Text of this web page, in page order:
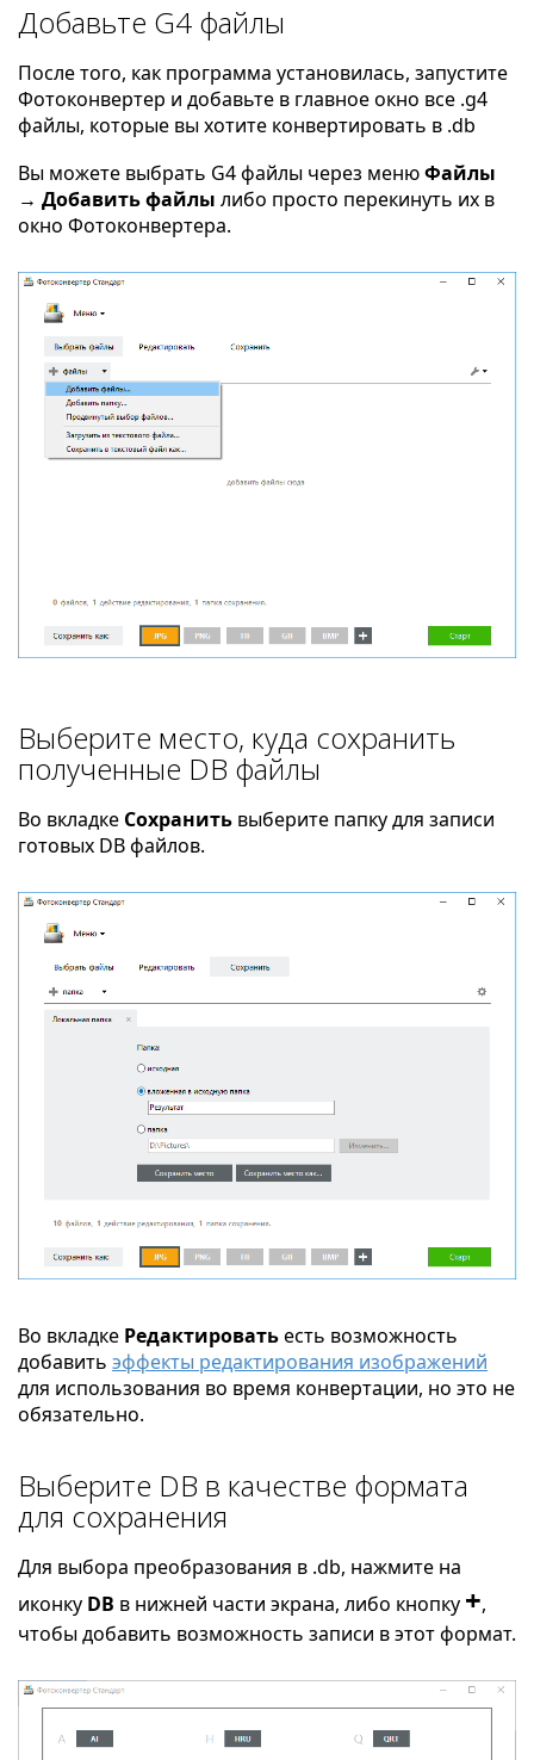
Добавьте G4 файлы
После того, как программа установилась, запустите
Фотоконвертер и добавьте в главное окно все .g4
файлы, которые вы хотите конвертировать в .db
Вы можете выбрать G4 файлы через менюФайлы
→ Добавить файлы либо просто перекинуть их в
окно Фотоконвертера.
Выберите место, куда сохранить
полученные DB файлы
Во вкладке Сохранить выберите папку для записи
готовых DB файлов.
Во вкладке Редактироватьесть возможность
добавить эффекты редактирования изображений
для использования во время конвертации, но это не
обязательно.
Выберите DB в качестве формата
для сохранения
Для выбора преобразования в .db, нажмите на
иконку DB в нижней части экрана, либо кнопку +,
чтобы добавить возможность записи в этот формат.